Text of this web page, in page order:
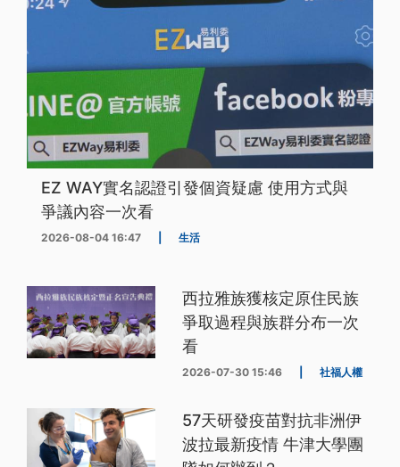
EZ WAY實名認證引發個資疑慮 使用方式與
爭議內容一次看
2026-08-04 16:47 生活
西拉雅族獲核定原住民族
爭取過程與族群分布一次
看
2026-07-30 15:46 社福人權
57天研發疫苗對抗非洲伊
波拉最新疫情 牛津大學團